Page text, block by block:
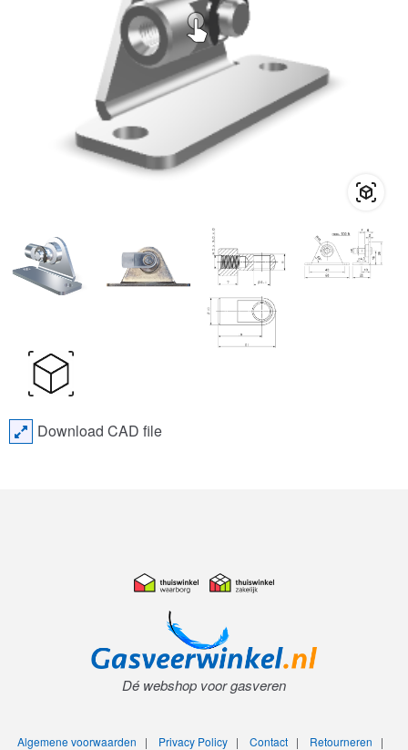
Download CAD file
Dé webshop voor gasveren
Algemene voorwaarden | Privacy Policy| Contact| Retourneren |